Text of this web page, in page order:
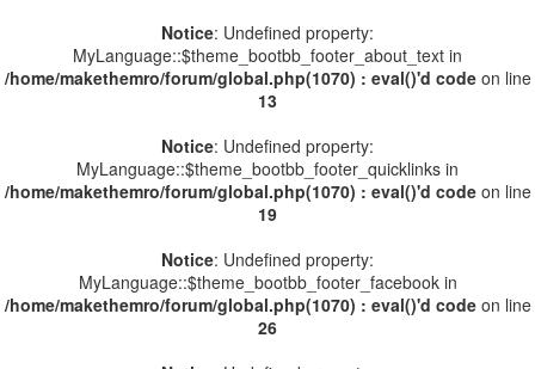
Notice: Undefined property:
MyLanguage::$theme_bootbb_footer_about_text in
/home/makethemro/forum/global.php(1070) : eval()'d codeon line
13
Notice: Undefined property:
MyLanguage::$theme_bootbb_footer_quicklinks in
/home/makethemro/forum/global.php(1070) : eval()'d codeon line
19
Notice: Undefined property:
MyLanguage::$theme_bootbb_footer_facebook in
/home/makethemro/forum/global.php(1070) : eval()'d codeon line
26